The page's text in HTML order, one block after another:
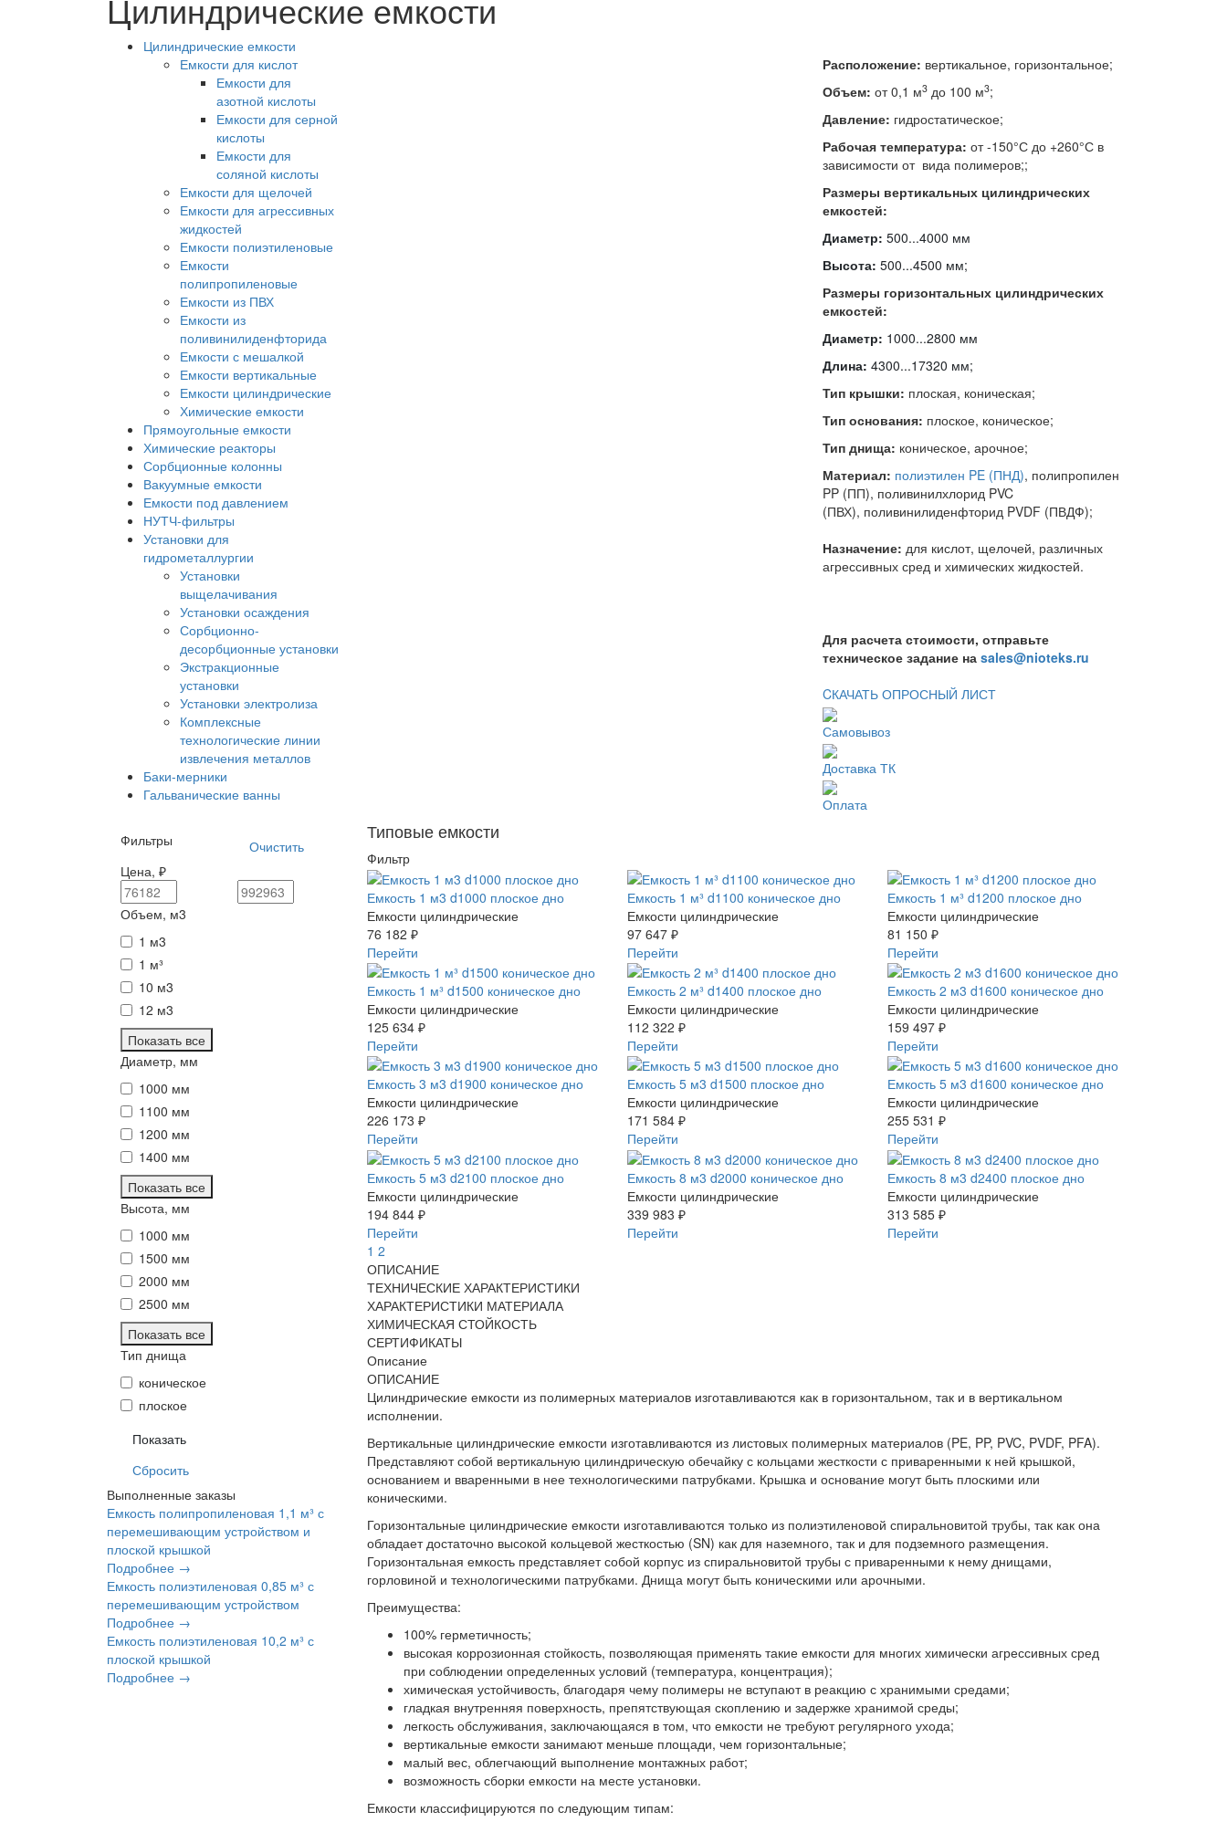
Цилиндрические емкости
Цилиндрические емкости
Емкости для кислот
Емкости для
азотной кислоты
Емкости для серной
кислоты
Емкости для
соляной кислоты
Емкости для щелочей
Емкости для агрессивных
жидкостей
Емкости полиэтиленовые
Емкости
полипропиленовые
Емкости из ПВХ
Емкости из
поливинилиденфторида
Емкости с мешалкой
Емкости вертикальные
Емкости цилиндрические
Химические емкости
Прямоугольные емкости
Химические реакторы
Сорбционные колонны
Вакуумные емкости
Емкости под давлением
НУТЧ-фильтры
Установки для
гидрометаллургии
Установки
выщелачивания
Установки осаждения
Сорбционно-
десорбционные установки
Экстракционные
установки
Установки электролиза
Комплексные
технологические линии
извлечения металлов
Баки-мерники
Гальванические ванны
Фильтры
Цена, ₽
Объем, м3
1 м3
1 м³
10 м3
12 м3
Показать все
Диаметр, мм
1000 мм
1100 мм
1200 мм
1400 мм
Показать все
Высота, мм
1000 мм
1500 мм
2000 мм
2500 мм
Показать все
Тип днища
коническое
плоское
Выполненные заказы
Емкость полипропиленовая 1,1 м³ с
перемешивающим устройством и
плоской крышкой
Подробнее →
Емкость полиэтиленовая 0,85 м³ с
перемешивающим устройством
Подробнее →
Емкость полиэтиленовая 10,2 м³ с
плоской крышкой
Подробнее →
Расположение: вертикальное, горизонтальное;
Объем: от 0,1 м3до 100 м3;
Давление: гидростатическое;
Рабочая температура: от -150°С до +260°С в
зависимости от вида полимеров;;
Размеры вертикальных цилиндрических
емкостей:
Диаметр: 500...4000 мм
Высота: 500...4500 мм;
Размеры горизонтальных цилиндрических
емкостей:
Диаметр: 1000...2800 мм
Длина: 4300...17320 мм;
Тип крышки: плоская, коническая;
Тип основания: плоское, коническое;
Тип днища: коническое, арочное;
Материал: полиэтилен PE (ПНД), полипропилен
PP (ПП), поливинилхлорид PVC
(ПВХ), поливинилиденфторид PVDF (ПВДФ);
Назначение: для кислот, щелочей, различных
агрессивных сред и химических жидкостей.
Для расчета стоимости, отправьте
техническое задание на sales@nioteks.ru
CКАЧАТЬ ОПРОСНЫЙ ЛИСТ
Самовывоз
Доставка ТК
Оплата
Типовые емкости
Фильтр
Емкость 1 м3 d1000 плоское дно
Емкости цилиндрические
76 182 ₽
Перейти
Емкость 1 м³ d1100 коническое дно
Емкости цилиндрические
97 647 ₽
Перейти
Емкость 1 м³ d1200 плоское дно
Емкости цилиндрические
81 150 ₽
Перейти
Емкость 1 м³ d1500 коническое дно
Емкости цилиндрические
125 634 ₽
Перейти
Емкость 2 м³ d1400 плоское дно
Емкости цилиндрические
112 322 ₽
Перейти
Емкость 2 м3 d1600 коническое дно
Емкости цилиндрические
159 497 ₽
Перейти
Емкость 3 м3 d1900 коническое дно
Емкости цилиндрические
226 173 ₽
Перейти
Емкость 5 м3 d1500 плоское дно
Емкости цилиндрические
171 584 ₽
Перейти
Емкость 5 м3 d1600 коническое дно
Емкости цилиндрические
255 531 ₽
Перейти
Емкость 5 м3 d2100 плоское дно
Емкости цилиндрические
194 844 ₽
Перейти
Емкость 8 м3 d2000 коническое дно
Емкости цилиндрические
339 983 ₽
Перейти
Емкость 8 м3 d2400 плоское дно
Емкости цилиндрические
313 585 ₽
Перейти
1 2
ОПИСАНИЕ
ТЕХНИЧЕСКИЕ ХАРАКТЕРИСТИКИ
ХАРАКТЕРИСТИКИ МАТЕРИАЛА
ХИМИЧЕСКАЯ СТОЙКОСТЬ
СЕРТИФИКАТЫ
Описание
ОПИСАНИЕ
Цилиндрические емкости из полимерных материалов изготавливаются как в горизонтальном, так и в вертикальном
исполнении.
Вертикальные цилиндрические емкости изготавливаются из листовых полимерных материалов (PE, PP, PVC, PVDF, PFA).
Представляют собой вертикальную цилиндрическую обечайку с кольцами жесткости с приваренными к ней крышкой,
основанием и вваренными в нее технологическими патрубками. Крышка и основание могут быть плоскими или
коническими.
Горизонтальные цилиндрические емкости изготавливаются только из полиэтиленовой спиральновитой трубы, так как она
обладает достаточно высокой кольцевой жесткостью (SN) как для наземного, так и для подземного размещения.
Горизонтальная емкость представляет собой корпус из спиральновитой трубы с приваренными к нему днищами,
горловиной и технологическими патрубками. Днища могут быть коническими или арочными.
Преимущества:
100% герметичность;
высокая коррозионная стойкость, позволяющая применять такие емкости для многих химически агрессивных сред
при соблюдении определенных условий (температура, концентрация);
химическая устойчивость, благодаря чему полимеры не вступают в реакцию с хранимыми средами;
гладкая внутренняя поверхность, препятствующая скоплению и задержке хранимой среды;
легкость обслуживания, заключающаяся в том, что емкости не требуют регулярного ухода;
вертикальные емкости занимают меньше площади, чем горизонтальные;
малый вес, облегчающий выполнение монтажных работ;
возможность сборки емкости на месте установки.
Емкости классифицируются по следующим типам: